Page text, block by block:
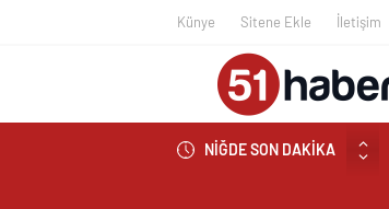
Künye Sitene Ekle İletişim
NİĞDE SON DAKİKA